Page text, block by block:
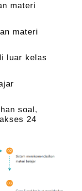
materi
materi
luar kelas
soal,
24